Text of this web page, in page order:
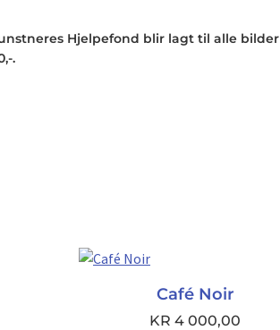
Hjelpefond blir lagt til alle bilder
.
Café Noir
KR 4 000,00